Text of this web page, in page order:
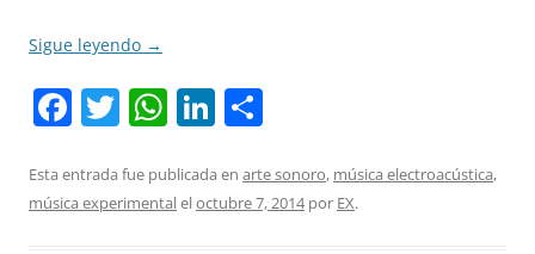
Sigue leyendo →
F
c
e
T
itt
er
W
at
s
Li
k
e
m
p
Esta entrada fue publicada en arte sonoro, música electroacústica,
música experimentaleloctubre 7, 2014por EX.